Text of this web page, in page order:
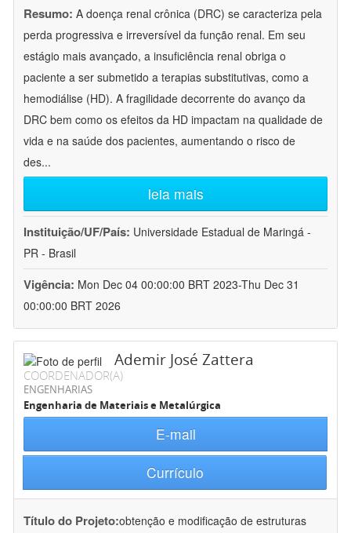
Resumo: A doença renal crônica (DRC) se caracteriza pela
perda progressiva e irreversível da função renal. Em seu
estágio mais avançado, a insuficiência renal obriga o
paciente a ser submetido a terapias substitutivas, como a
hemodiálise (HD). A fragilidade decorrente do avanço da
DRC bem como os efeitos da HD impactam na qualidade de
vida e na saúde dos pacientes, aumentando o risco de
des...
leia mais
Instituição/UF/País: Universidade Estadual de Maringá -
PR - Brasil
Vigência: Mon Dec 04 00:00:00 BRT 2023-Thu Dec 31
00:00:00 BRT 2026
Ademir José Zattera
COORDENADOR(A)
ENGENHARIAS
Engenharia de Materiais e Metalúrgica
E-mail
Currículo
Título do Projeto:obtenção e modificação de estruturas